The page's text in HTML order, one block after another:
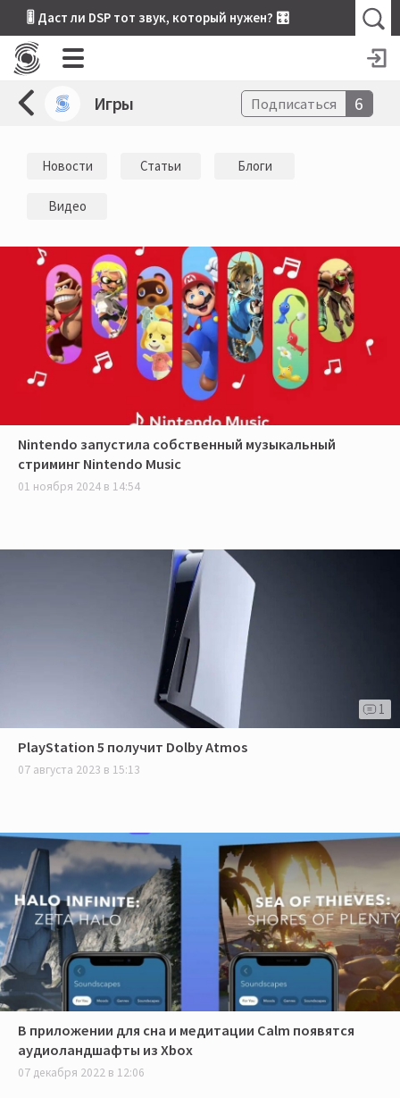
🎚 Даст ли DSP тот звук, который нужен? 🎛
Игры Подписаться 6
Новости Статьи Блоги
Видео
Nintendo запустила собственный музыкальный
стриминг Nintendo Music
01 ноября 2024 в 14:54
1
PlayStation 5 получит Dolby Atmos
07 августа 2023 в 15:13
В приложении для сна и медитации Calm появятся
аудиоландшафты из Xbox
07 декабря 2022 в 12:06